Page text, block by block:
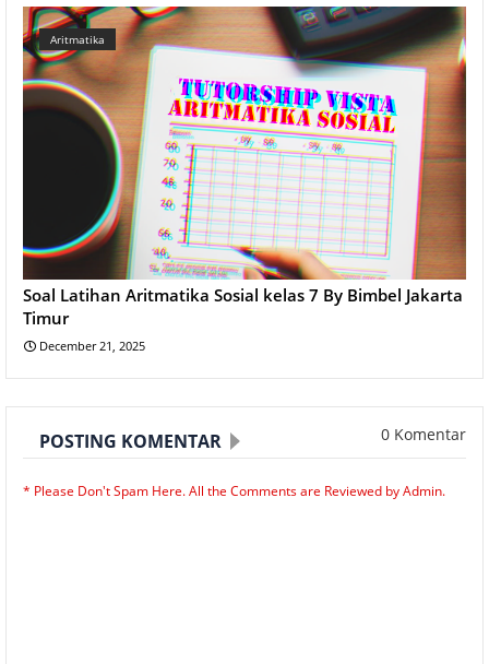
Aritmatika
Soal Latihan Aritmatika Sosial kelas 7 By Bimbel Jakarta
Timur
December 21, 2025
POSTING KOMENTAR 0 Komentar
* Please Don't Spam Here. All the Comments are Reviewed by Admin.